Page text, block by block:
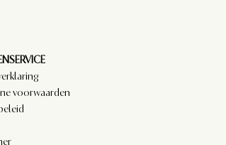
voorwaarden